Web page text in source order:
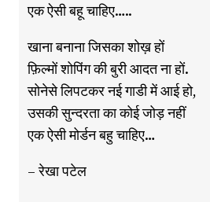
एक ऐसी बहू चाहिए…..
खाना बनाना जिसका शोख़ हों
फ़िल्मों शोपिंग की बुरी आदत ना हों.
सोनेसे लिपटकर नई गाडी में आई हो,
उसकी सुन्दरता का कोई जोड़ नहीं
एक ऐसी मोर्डन बहु चाहिए…
– रेखा पटेल